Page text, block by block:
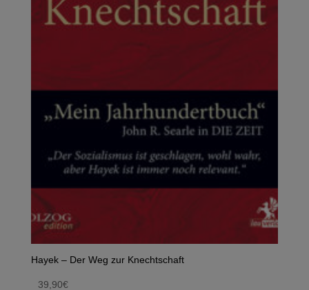
Hayek – Der Weg zur Knechtschaft
39,90€